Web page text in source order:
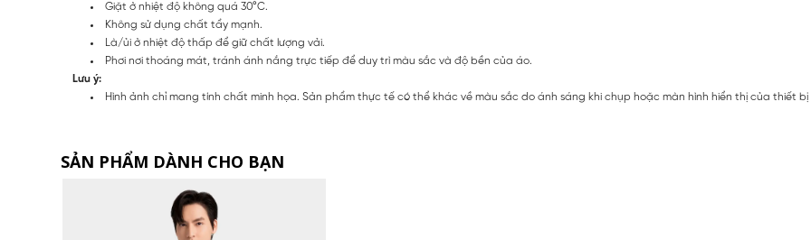
Giặt ở nhiệt độ không quá 30°C.
Không sử dụng chất tẩy mạnh.
Là/ủi ở nhiệt độ thấp để giữ chất lượng vải.
Phơi nơi thoáng mát, tránh ánh nắng trực tiếp để duy trì màu sắc và độ bền của áo.
Lưu ý:
Hình ảnh chỉ mang tính chất minh họa. Sản phẩm thực tế có thể khác về màu sắc do ánh sáng khi chụp hoặc màn hình hiển thị của thiết
SẢN PHẨM DÀNH CHO BẠN